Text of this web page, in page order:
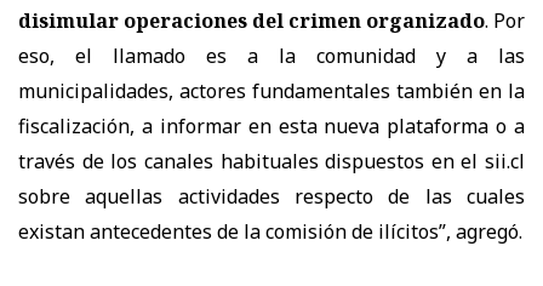
disimular operaciones del crimen organizado. Por
eso, el llamado es a la comunidad y a las
municipalidades, actores fundamentales también en la
fiscalización, a informar en esta nueva plataforma o a
través de los canales habituales dispuestos en el sii.cl
sobre aquellas actividades respecto de las cuales
existan antecedentes de la comisión de ilícitos”, agregó.